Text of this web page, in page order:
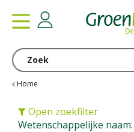
Home
Open zoekfilter
Wetenschappelijke naam: